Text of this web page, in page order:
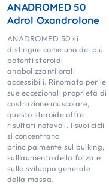
ANADROMED 50
Adrol Oxandrolone
ANADROMED 50 si
distingue come uno dei più
potenti steroidi
anabolizzanti orali
accessibili. Rinomato per le
sue eccezionali proprietà di
costruzione muscolare,
questo steroide offre
risultati notevoli. I suoi cicli
si concentrano
principalmente sul bulking,
sull’aumento della forza e
sullo sviluppo generale
della massa.